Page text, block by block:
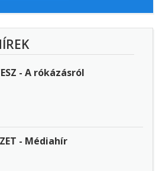
- A rókázásról
- Médiahír